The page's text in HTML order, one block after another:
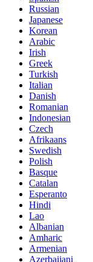
Russian
Japanese
Korean
Arabic
Irish
Greek
Turkish
Italian
Danish
Romanian
Indonesian
Czech
Afrikaans
Swedish
Polish
Basque
Catalan
Esperanto
Hindi
Lao
Albanian
Amharic
Armenian
Azerbaijani